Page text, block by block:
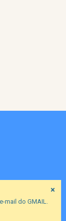
mail do GMAIL.
×